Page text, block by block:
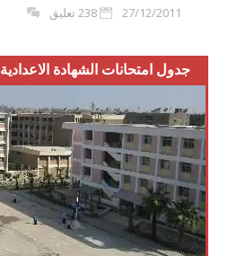
27/12/2011 238 تعليق
جدول امتحانات الشهادة الاعدادية